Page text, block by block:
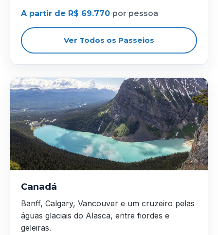
A partir de R$ 69.770 por pessoa
Ver Todos os Passeios
Canadá
Banff, Calgary, Vancouver e um cruzeiro pelas
águas glaciais do Alasca, entre fiordes e
geleiras.